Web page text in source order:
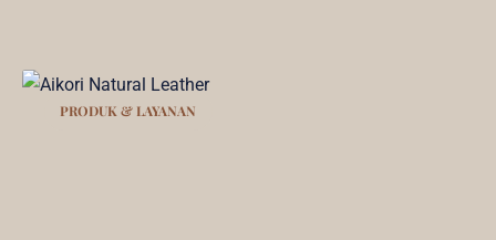
PRODUK & LAYANAN